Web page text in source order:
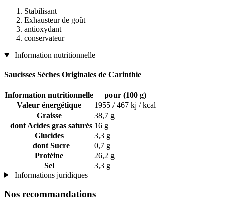
Stabilisant
Exhausteur de goût
antioxydant
conservateur
Information nutritionnelle
Saucisses Sèches Originales de Carinthie
Information nutritionnelle
pour (100 g)
Valeur énergétique
1955 / 467 kj / kcal
Graisse
38,7 g
dont Acides gras saturés 16 g
Glucides
3,3 g
dont Sucre
0,7 g
Protéine
26,2 g
Sel
3,3 g
Informations juridiques
Nos recommandations